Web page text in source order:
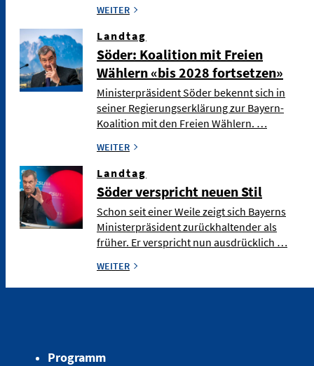
WEITER
Landtag
Söder: Koalition mit Freien
Wählern «bis 2028 fortsetzen»
Ministerpräsident Söder bekennt sich in
seiner Regierungserklärung zur Bayern-
Koalition mit den Freien Wählern. …
WEITER
Landtag
Söder verspricht neuen Stil
Schon seit einer Weile zeigt sich Bayerns
Ministerpräsident zurückhaltender als
früher. Er verspricht nun ausdrücklich …
WEITER
Programm